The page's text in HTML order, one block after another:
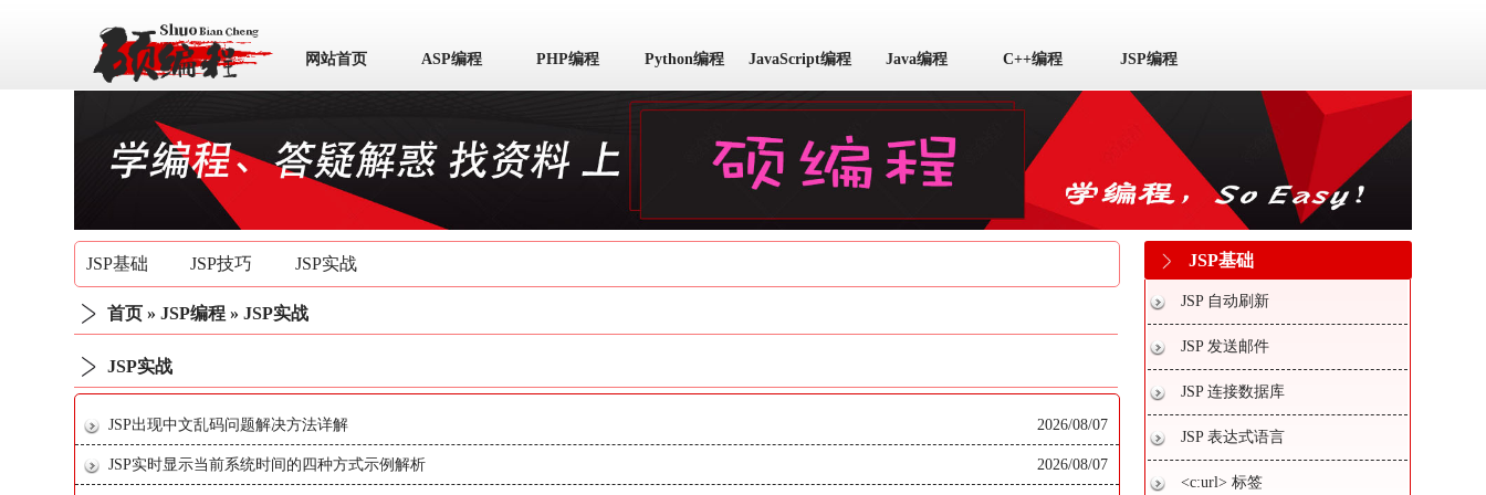
网站首页 ASP编程 PHP编程 Python编程 JavaScript编程 Java编程 C++编程 JSP编程
JSP基础 JSP技巧 JSP实战
首页 »JSP编程 »JSP实战
JSP实战
JSP出现中文乱码问题解决方法详解 2026/08/07
JSP实时显示当前系统时间的四种方式示例解析 2026/08/07
JSP基础
JSP 自动刷新
JSP 发送邮件
JSP 连接数据库
JSP 表达式语言
<c:url> 标签